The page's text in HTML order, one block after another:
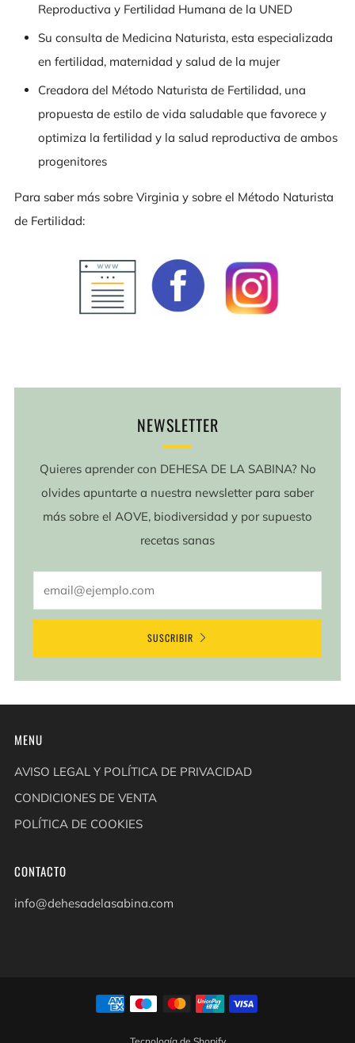
Reproductiva y Fertilidad Humana de la UNED
Su consulta de Medicina Naturista, esta especializada
en fertilidad, maternidad y salud de la mujer
Creadora del Método Naturista de Fertilidad, una
propuesta de estilo de vida saludable que favorece y
optimiza la fertilidad y la salud reproductiva de ambos
progenitores
Para saber más sobre Virginia y sobre el Método Naturista
de Fertilidad:
NEWSLETTER
Quieres aprender con DEHESA DE LA SABINA? No
olvides apuntarte a nuestra newsletter para saber
más sobre el AOVE, biodiversidad y por supuesto
recetas sanas
SUSCRIBIR
MENU
AVISO LEGAL Y POLÍTICA DE PRIVACIDAD
CONDICIONES DE VENTA
POLÍTICA DE COOKIES
CONTACTO
info@dehesadelasabina.com